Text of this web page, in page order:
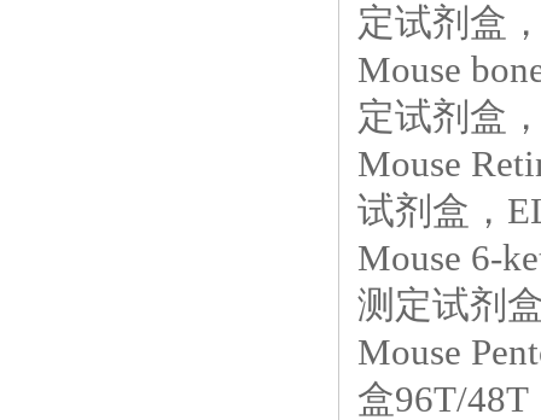
定试剂盒
Mouse
定试剂盒
Mouse
试剂盒，
Mouse 6-
测定试剂
Mouse
盒96T/48T